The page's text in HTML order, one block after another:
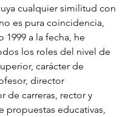
cualquier similitud con
es pura coincidencia,
1999 a la fecha, he
los roles del nivel de
carácter de
director
de carreras, rector y
propuestas educativas,